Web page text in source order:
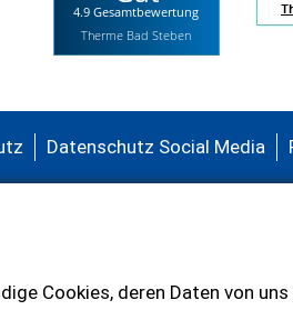
4.9 Gesamtbewertung
Therme Bad Steben
Datenschutz Social Media
Cookies, deren Daten von